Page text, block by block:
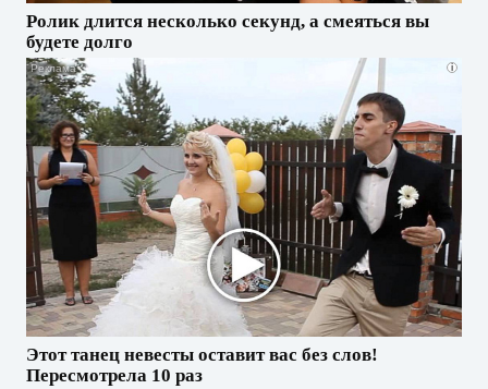
Ролик длится несколько секунд, а смеяться вы
будете долго
i
Этот танец невесты оставит вас без слов!
Пересмотрела 10 раз